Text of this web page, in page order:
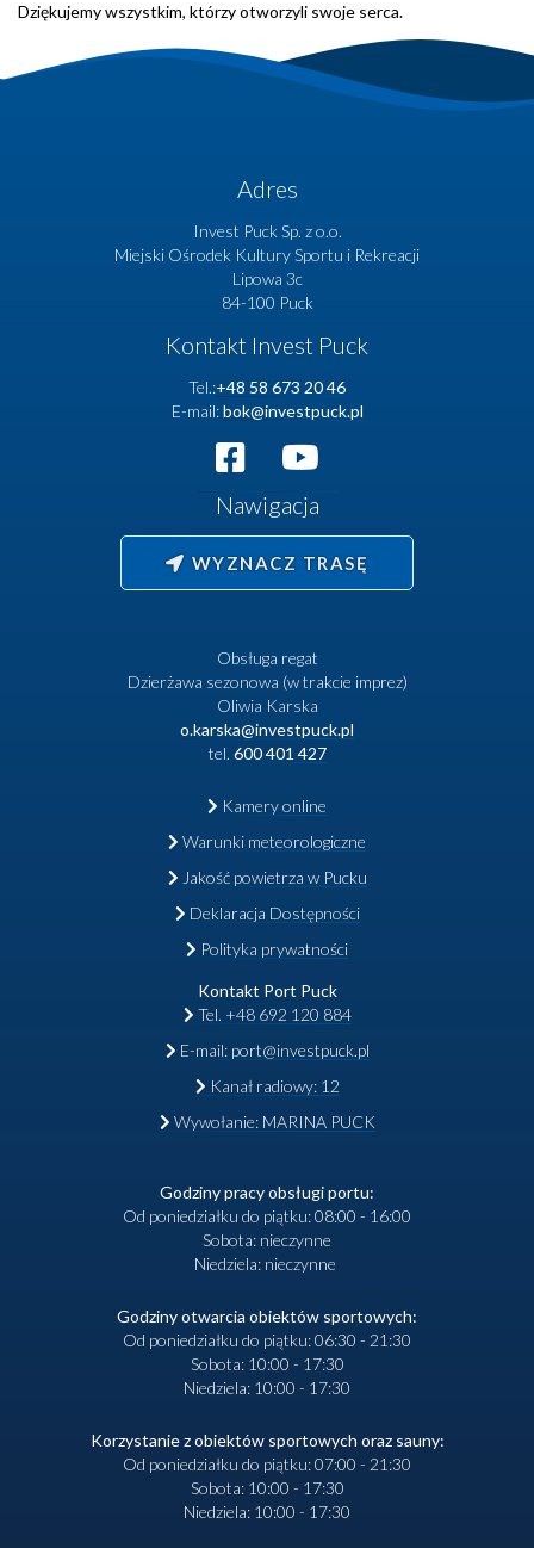
Dziękujemy wszystkim, którzy otworzyli swoje serca.
Adres
Invest Puck Sp. z o.o.
Miejski Ośrodek Kultury Sportu i Rekreacji
Lipowa 3c
84-100 Puck
Kontakt Invest Puck
Tel.:+48 58 673 20 46
E-mail:bok@investpuck.pl
Nawigacja
WYZNACZ TRASĘ
Obsługa regat
Dzierżawa sezonowa (w trakcie imprez)
Oliwia Karska
o.karska@investpuck.pl
tel. 600 401 427
Kamery online
Warunki meteorologiczne
Jakość powietrza w Pucku
Deklaracja Dostępności
Polityka prywatności
Kontakt Port Puck
Tel. +48 692 120 884
E-mail: port@investpuck.pl
Kanał radiowy: 12
Wywołanie: MARINA PUCK
Godziny pracy obsługi portu:
Od poniedziałku do piątku: 08:00 - 16:00
Sobota: nieczynne
Niedziela: nieczynne
Godziny otwarcia obiektów sportowych:
Od poniedziałku do piątku: 06:30 - 21:30
Sobota: 10:00 - 17:30
Niedziela: 10:00 - 17:30
Korzystanie z obiektów sportowych oraz sauny:
Od poniedziałku do piątku: 07:00 - 21:30
Sobota: 10:00 - 17:30
Niedziela: 10:00 - 17:30